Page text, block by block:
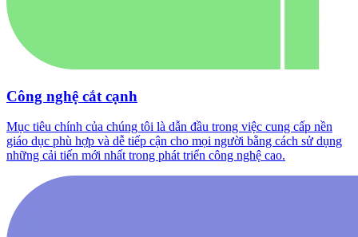
Công nghệ cắt cạnh
Mục tiêu chính của chúng tôi là dẫn đầu trong việc cung cấp nền
giáo dục phù hợp và dễ tiếp cận cho mọi người bằng cách sử dụng
những cải tiến mới nhất trong phát triển công nghệ cao.